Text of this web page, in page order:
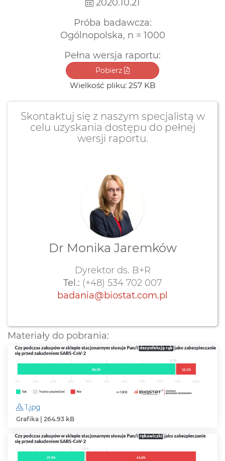
2020.10.21
Próba badawcza:
Ogólnopolska, n = 1000
Pełna wersja raportu:
Pobierz
Wielkość pliku: 257 KB
Skontaktuj się z naszym specjalistą w
celu uzyskania dostępu do pełnej
wersji raportu.
Dr Monika Jaremków
Dyrektor ds. B+R
Tel.: (+48) 534 702 007
badania@biostat.com.pl
Materiały do pobrania:
1.jpg
Grafika | 264.93 kB